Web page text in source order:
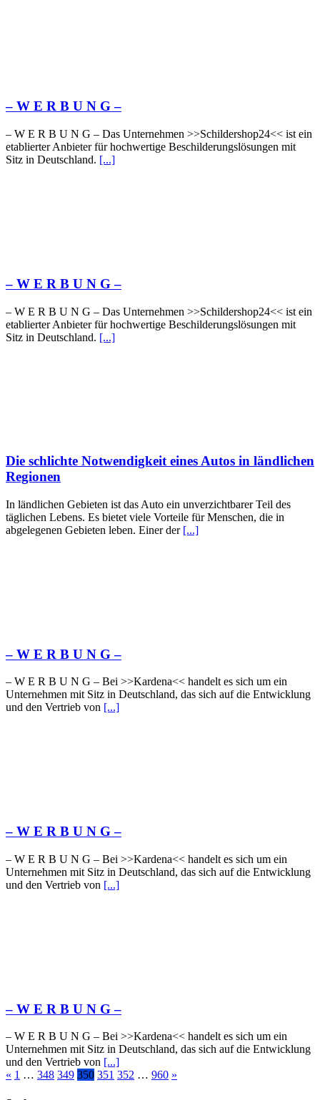
– W Ε R Β U Ν G –
– W Ε R Β U Ν G – Das Unternehmen >>Schildershop24<< ist ein
etablierter Anbieter für hochwertige Beschilderungslösungen mit
Sitz in Deutschland. [...]
– W Ε R Β U Ν G –
– W Ε R Β U Ν G – Das Unternehmen >>Schildershop24<< ist ein
etablierter Anbieter für hochwertige Beschilderungslösungen mit
Sitz in Deutschland. [...]
Die schlichte Notwendigkeit eines Autos in ländlichen
Regionen
In ländlichen Gebieten ist das Auto ein unverzichtbarer Teil des
täglichen Lebens. Es bietet viele Vorteile für Menschen, die in
abgelegenen Gebieten leben. Einer der [...]
– W Ε R Β U Ν G –
– W Ε R Β U Ν G – Bei >>Kardena<< handelt es sich um ein
Unternehmen mit Sitz in Deutschland, das sich auf die Entwicklung
und den Vertrieb von [...]
– W Ε R Β U Ν G –
– W Ε R Β U Ν G – Bei >>Kardena<< handelt es sich um ein
Unternehmen mit Sitz in Deutschland, das sich auf die Entwicklung
und den Vertrieb von [...]
– W Ε R Β U Ν G –
– W Ε R Β U Ν G – Bei >>Kardena<< handelt es sich um ein
Unternehmen mit Sitz in Deutschland, das sich auf die Entwicklung
und den Vertrieb von [...]
« 1 … 348 349 350 351 352 … 960 »